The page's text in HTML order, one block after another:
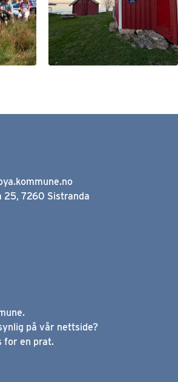
25, 7260 Sistranda
på vår nettside?
for en prat.